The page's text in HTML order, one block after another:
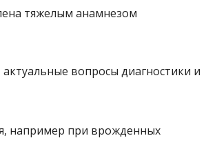
​​тяжелым анамнезом
например при врожденных